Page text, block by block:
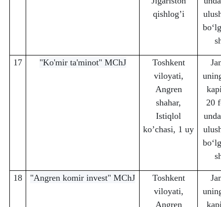
qishlog’i
17 "Ko'mir ta'minot" MChJ
Toshkent
viloyati,
Angren
shahar,
Istiqlol
ko’chasi, 1 uy
20
18 "Angren komir invest" MChJ
Toshkent
viloyati,
Angren